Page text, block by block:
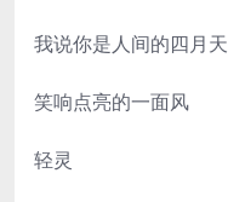
我说你是人间的四月天
笑响点亮的一面风
轻灵